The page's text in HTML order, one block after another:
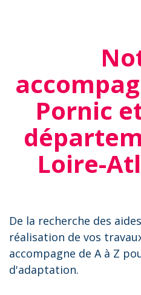
Pornic
Loire-
De la recherche des
réalisation de vos
accompagne de A à Z
d'adaptation.